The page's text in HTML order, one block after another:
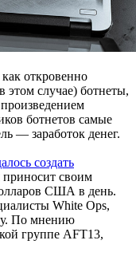
откровенно
этом случае) ботнеты,
ботнетов самые
— заработок денег.
создать
своим
США в день.
White Ops,
По мнению
группе AFT13,